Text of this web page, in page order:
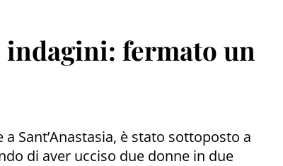
indagini: fermato un
Sant’Anastasia, è stato sottoposto a
di aver ucciso due donne in due